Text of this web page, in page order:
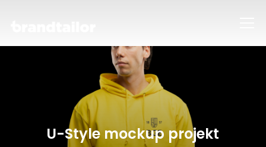
U-Style mockup projekt